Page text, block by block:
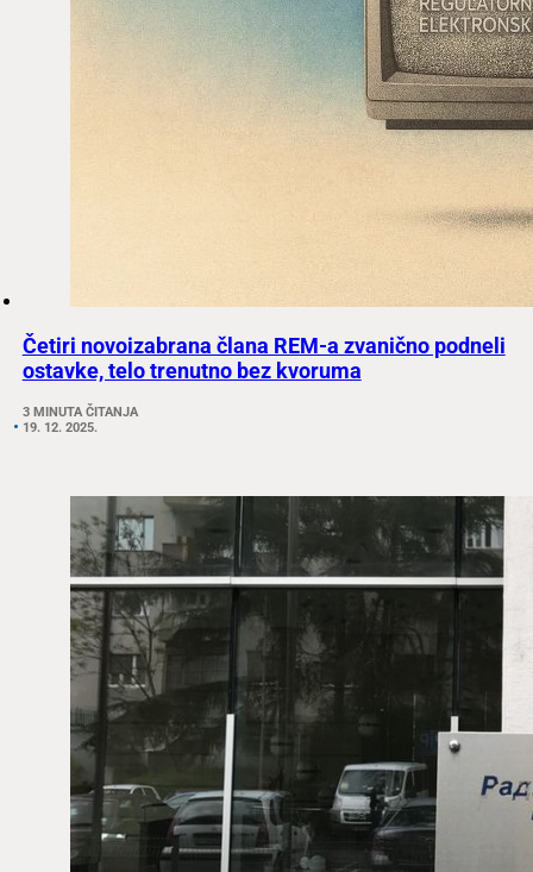
Četiri novoizabrana člana REM-a zvanično podneli
ostavke, telo trenutno bez kvoruma
3 MINUTA ČITANJA
19. 12. 2025.